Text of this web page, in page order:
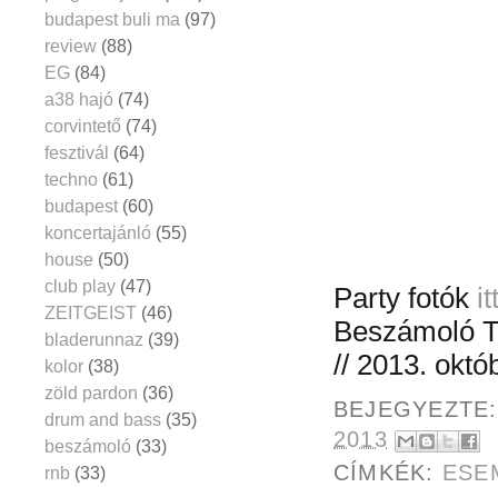
Party fotók
Beszámoló
// 2013.
2013
CÍMKÉK:
budapest buli ma (97)
review (88)
EG (84)
a38 hajó (74)
corvintető (74)
fesztivál (64)
techno (61)
budapest (60)
koncertajánló (55)
house (50)
club play (47)
ZEITGEIST (46)
bladerunnaz (39)
kolor (38)
zöld pardon (36)
drum and bass (35)
beszámoló (33)
rnb (33)